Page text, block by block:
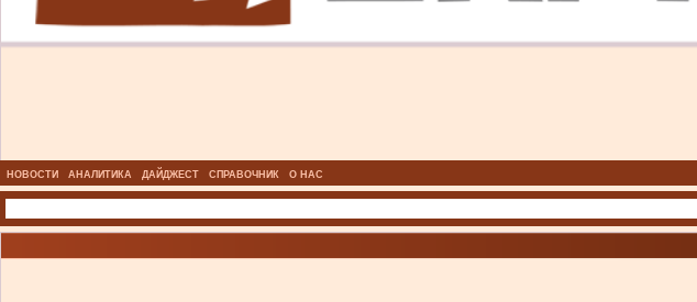
НОВОСТИ АНАЛИТИКА ДАЙДЖЕСТ СПРАВОЧНИК О НАС